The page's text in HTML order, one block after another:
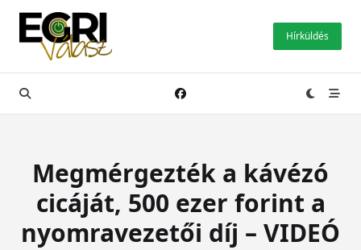
Skip
content
Hírküldés
Megmérgezték a kávézó
cicáját, 500 ezer forint a
nyomravezetői díj – VIDEÓ